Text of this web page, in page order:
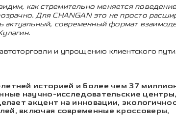
как стремительно меняется поведение
Для CHANGAN это не просто
современный формат
и упрощению клиентского пути.
историей и более чем 37
научно-исследовательские
акцент на инновации,
включая современные кроссоверы,